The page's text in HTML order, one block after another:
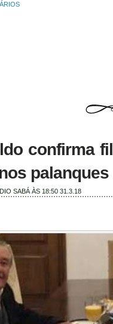
confirma
palanques
SABÁ ÀS 18:50 31.3.18